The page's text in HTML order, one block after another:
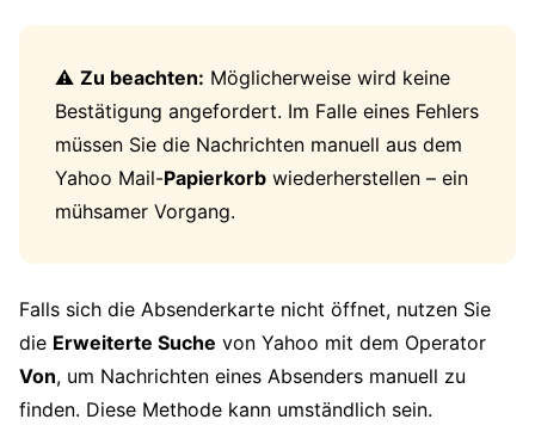
⚠️ Zu beachten: Möglicherweise wird keine
Bestätigung angefordert. Im Falle eines Fehlers
müssen Sie die Nachrichten manuell aus dem
Yahoo Mail-Papierkorb wiederherstellen – ein
mühsamer Vorgang.
Falls sich die Absenderkarte nicht öffnet, nutzen Sie
die Erweiterte Suche von Yahoo mit dem Operator
Von, um Nachrichten eines Absenders manuell zu
finden. Diese Methode kann umständlich sein.